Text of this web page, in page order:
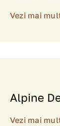
Vezi mai
Alpine
Vezi mai